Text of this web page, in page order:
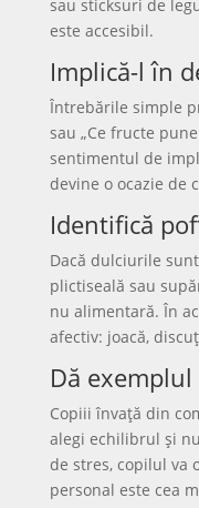
sau sticksuri de
este accesibil.
Implică-l în
Întrebările simple
sau „Ce fructe
sentimentul de
devine o ocazie de
Identifică
Dacă dulciurile
plictiseală sau
nu alimentară. În
afectiv: joacă,
Dă
Copiii învață din
alegi echilibrul și
de stres, copilul va
personal este cea